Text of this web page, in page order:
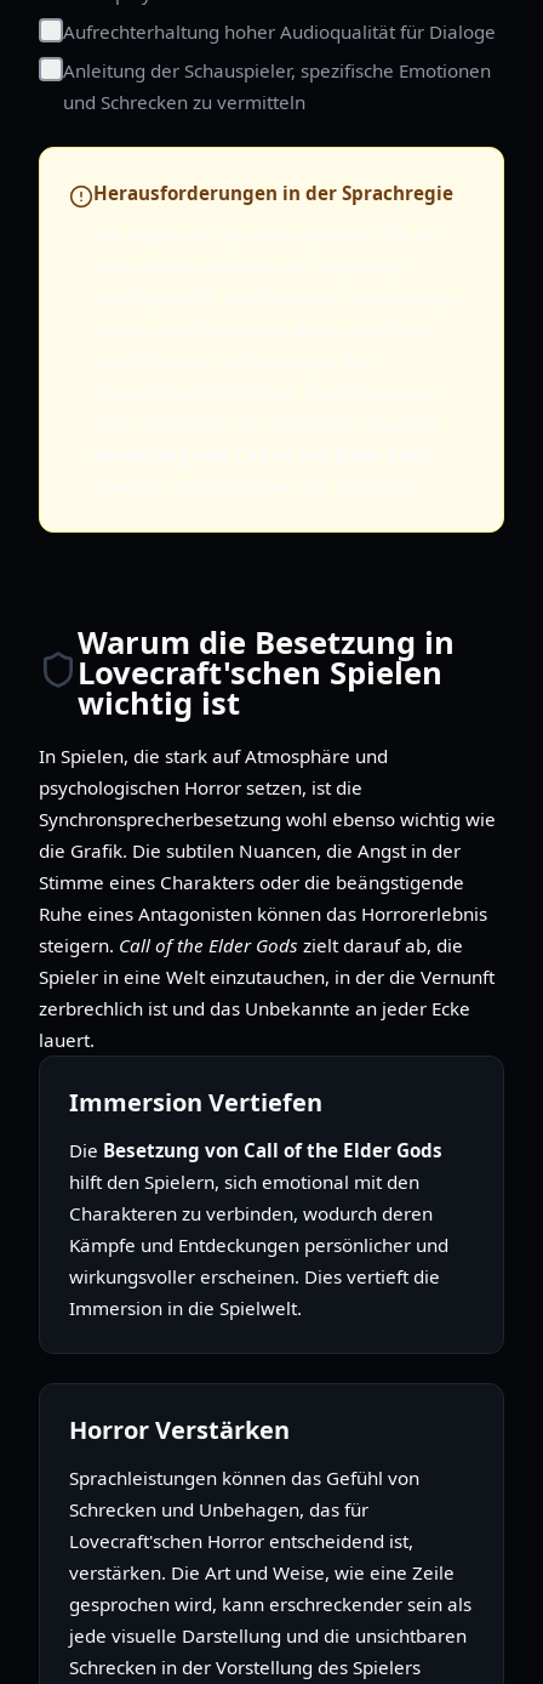
Aufrechterhaltung hoher Audioqualität für Dialoge
Anleitung der Schauspieler, spezifische Emotionen
und Schrecken zu vermitteln
Herausforderungen in der Sprachregie
Warum die Besetzung in
Lovecraft'schen Spielen
wichtig ist
In Spielen, die stark auf Atmosphäre und
psychologischen Horror setzen, ist die
Synchronsprecherbesetzung wohl ebenso wichtig wie
die Grafik. Die subtilen Nuancen, die Angst in der
Stimme eines Charakters oder die beängstigende
Ruhe eines Antagonisten können das Horrorerlebnis
steigern. Call of the Elder Gods zielt darauf ab, die
Spieler in eine Welt einzutauchen, in der die Vernunft
zerbrechlich ist und das Unbekannte an jeder Ecke
lauert.
Immersion Vertiefen
Die Besetzung von Call of the Elder Gods
hilft den Spielern, sich emotional mit den
Charakteren zu verbinden, wodurch deren
Kämpfe und Entdeckungen persönlicher und
wirkungsvoller erscheinen. Dies vertieft die
Immersion in die Spielwelt.
Horror Verstärken
Sprachleistungen können das Gefühl von
Schrecken und Unbehagen, das für
Lovecraft'schen Horror entscheidend ist,
verstärken. Die Art und Weise, wie eine Zeile
gesprochen wird, kann erschreckender sein als
jede visuelle Darstellung und die unsichtbaren
Schrecken in der Vorstellung des Spielers